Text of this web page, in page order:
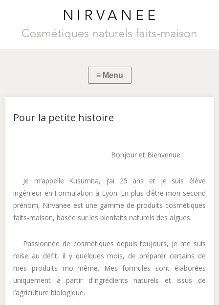
Pour la petite histoire
Bonjour et Bienvenue !
Je m’appelle Kusumita, j’ai 25 ans et je suis élève
ingénieur en Formulation à Lyon. En plus d’être mon second
prénom, Nirvanee est une gamme de produits cosmétiques
faits-maison, basée sur les bienfaits naturels des algues.
Passionnée de cosmétiques depuis toujours, je me suis
mise au défit, il y quelques mois, de préparer certains de
mes produits moi-même. Mes formules sont élaborées
uniquement à partir d’ingrédients naturels et issus de
l’agriculture biologique.